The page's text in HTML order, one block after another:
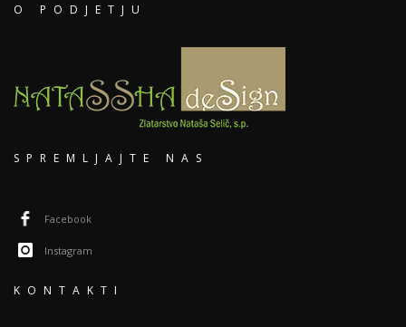
O PODJETJU
SPREMLJAJTE NAS
Facebook
Instagram
KONTAKTI